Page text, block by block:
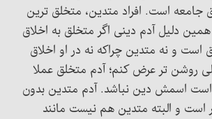
جامعه است. افراد متدین، متخلق ترین
دلیل آدم دینی اگر متخلق به اخلاق
است و نه متدین چراکه نه در او اخلاق
روشن تر عرض کنم؛ آدم متخلق عملا
اسمش دین نباشد. آدم متدین بدون
است و البته متدین هم نیست مانند